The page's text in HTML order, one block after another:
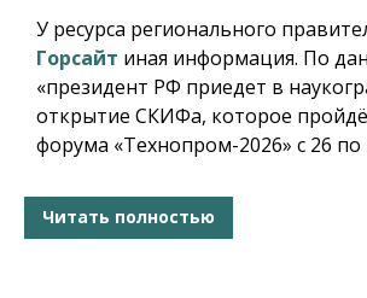
У ресурса регионального
Горсайт иная информация. По
«президент РФ приедет в
открытие СКИФа, которое
форума «Технопром-2026» с 26 по
Читать полностью